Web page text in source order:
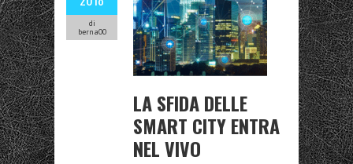
di
berna00
LA SFIDA DELLE
SMART CITY ENTRA
NEL VIVO